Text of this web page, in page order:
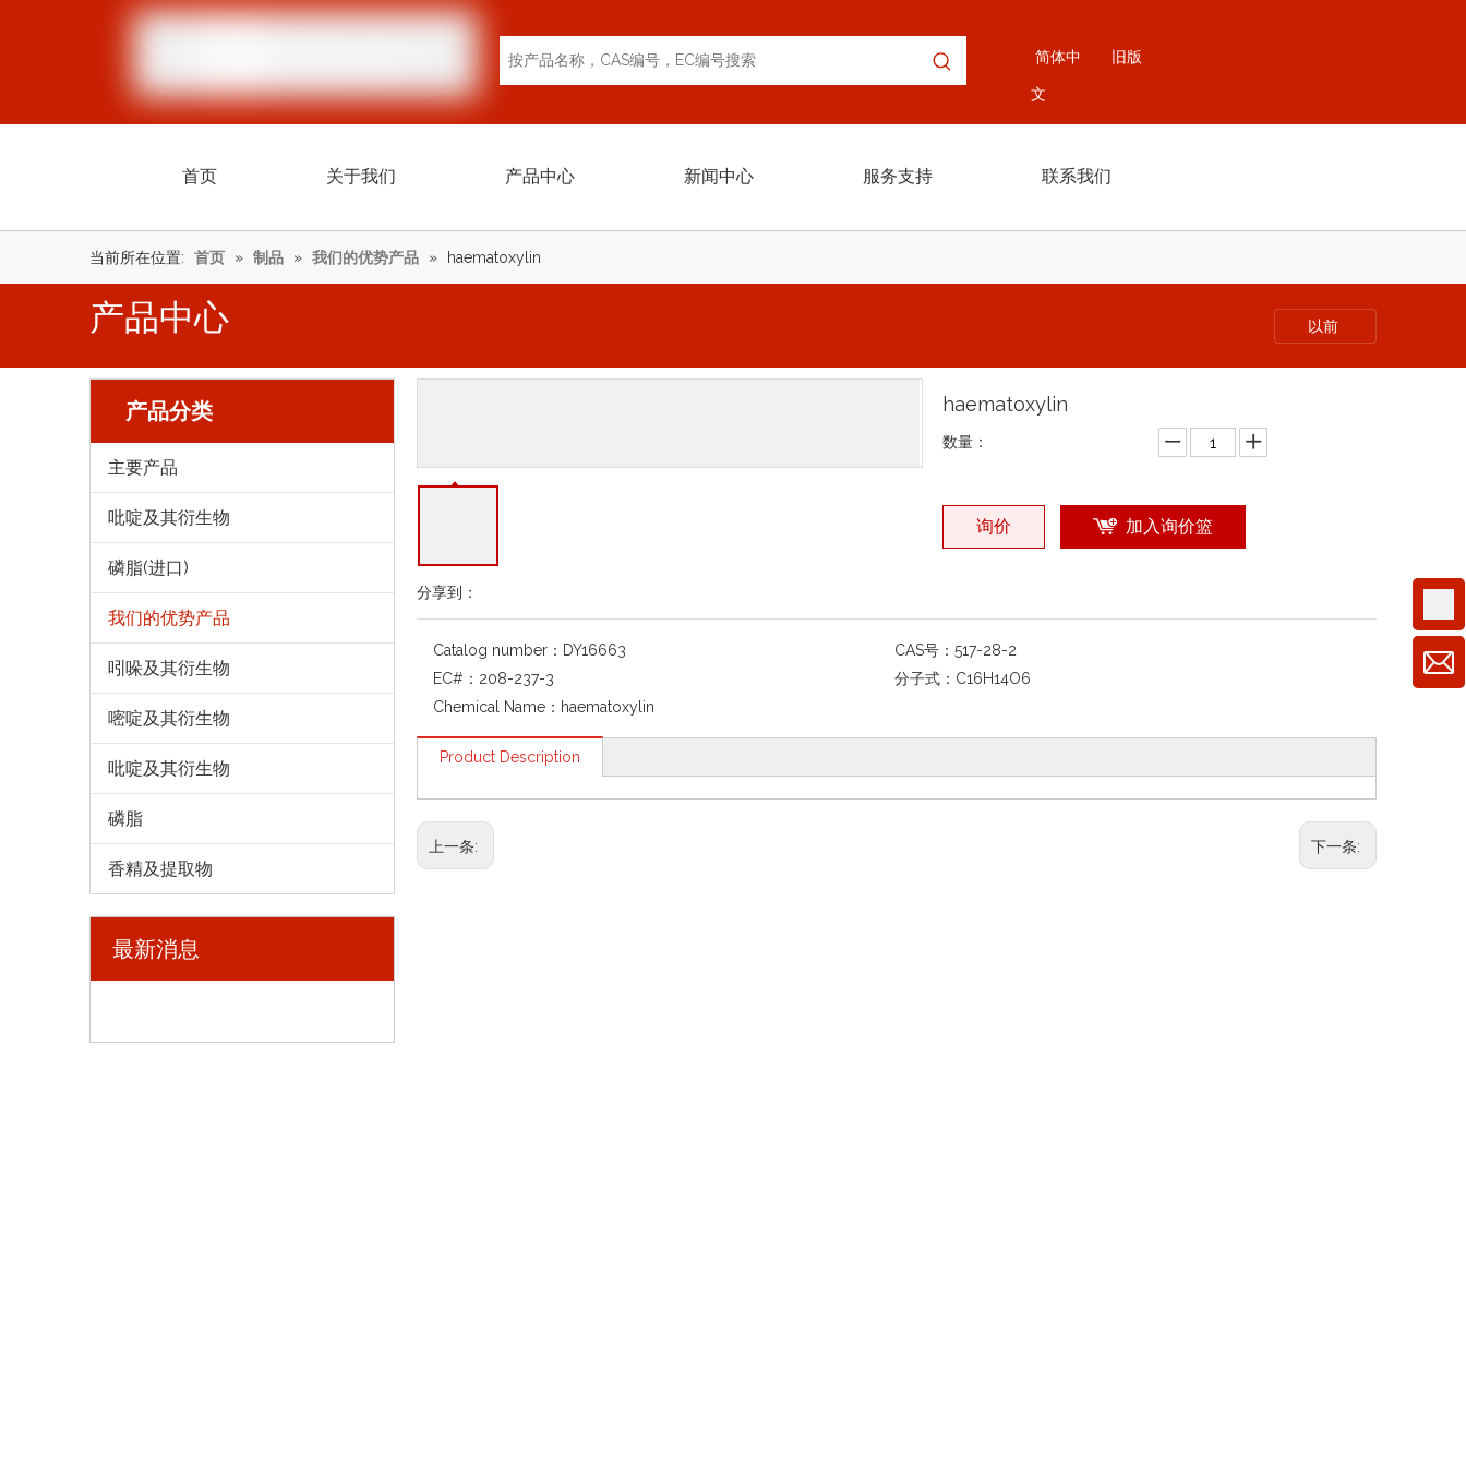
简体中
文
旧版
首页 关于我们 产品中心 新闻中心 服务支持 联系我们
当前所在位置: 首页 » 制品 » 我们的优势产品 » haematoxylin
产品中心 以前
产品分类
主要产品
吡啶及其衍生物
磷脂(进口)
我们的优势产品
吲哚及其衍生物
嘧啶及其衍生物
吡啶及其衍生物
磷脂
香精及提取物
最新消息
分享到：
haematoxylin
数量：
询价 加入询价篮
Catalog number： DY16663 CAS号：517-28-2
EC#： 208-237-3 分子式： C16H14O6
Chemical Name： haematoxylin
Product Description
上一条: 下一条: